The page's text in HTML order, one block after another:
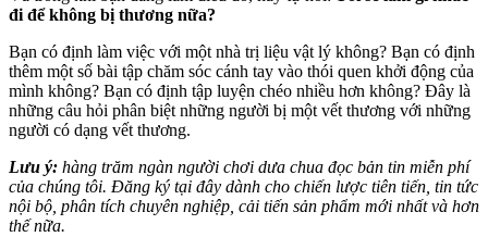
đi để không bị thương nữa?
Bạn có định làm việc với một nhà trị liệu vật lý không? Bạn có định
thêm một số bài tập chăm sóc cánh tay vào thói quen khởi động của
mình không? Bạn có định tập luyện chéo nhiều hơn không? Đây là
những câu hỏi phân biệt những người bị một vết thương với những
người có dạng vết thương.
Lưu ý: hàng trăm ngàn người chơi dưa chua đọc bản tin miễn phí
của chúng tôi. Đăng ký tại đây dành cho chiến lược tiên tiến, tin tức
nội bộ, phân tích chuyên nghiệp, cải tiến sản phẩm mới nhất và hơn
thế nữa.